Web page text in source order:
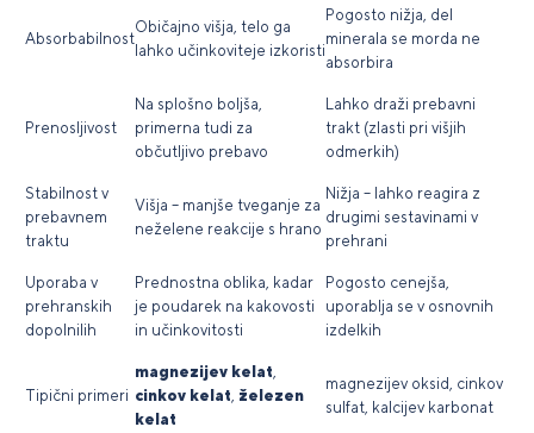
Absorbabilnost
Običajno višja, telo ga
lahko učinkoviteje izkoristi
Pogosto nižja, del
minerala se morda ne
absorbira
Prenosljivost
Na splošno boljša,
primerna tudi za
občutljivo prebavo
Lahko draži prebavni
trakt (zlasti pri višjih
odmerkih)
Stabilnost v
prebavnem
traktu
Višja – manjše tveganje za
neželene reakcije s hrano
Nižja – lahko reagira z
drugimi sestavinami v
prehrani
Uporaba v
prehranskih
dopolnilih
Prednostna oblika, kadar
je poudarek na kakovosti
in učinkovitosti
Pogosto cenejša,
uporablja se v osnovnih
izdelkih
Tipični primeri
magnezijev kelat,
cinkov kelat, železen
kelat
magnezijev oksid, cinkov
sulfat, kalcijev karbonat